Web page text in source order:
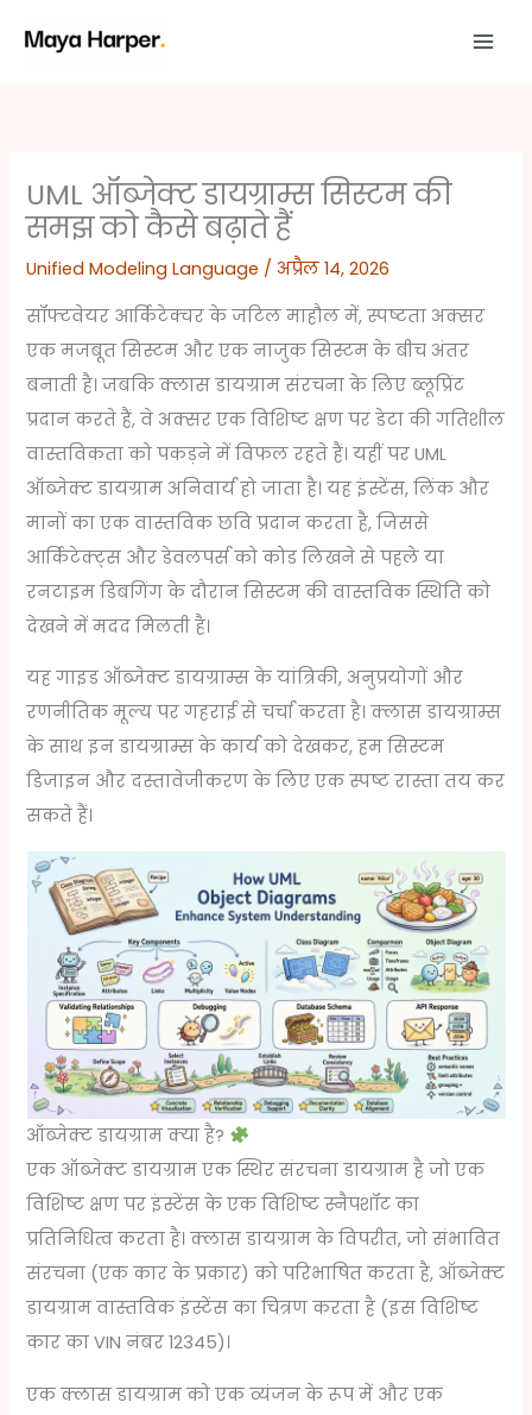
UML ऑब्जेक्ट डायग्राम्स सिस्टम की
समझ को कैसे बढ़ाते हैं
Unified Modeling Language /अप्रैल 14, 2026
सॉफ्टवेयर आर्किटेक्चर के जटिल माहौल में, स्पष्टता अक्सर
एक मजबूत सिस्टम और एक नाजुक सिस्टम के बीच अंतर
बनाती है। जबकि क्लास डायग्राम संरचना के लिए ब्लूप्रिंट
प्रदान करते हैं, वे अक्सर एक विशिष्ट क्षण पर डेटा की गतिशील
वास्तविकता को पकड़ने में विफल रहते हैं। यहीं पर UML
ऑब्जेक्ट डायग्राम अनिवार्य हो जाता है। यह इंस्टेंस, लिंक और
मानों का एक वास्तविक छवि प्रदान करता है, जिससे
आर्किटेक्ट्स और डेवलपर्स को कोड लिखने से पहले या
रनटाइम डिबगिंग के दौरान सिस्टम की वास्तविक स्थिति को
देखने में मदद मिलती है।
यह गाइड ऑब्जेक्ट डायग्राम्स के यांत्रिकी, अनुप्रयोगों और
रणनीतिक मूल्य पर गहराई से चर्चा करता है। क्लास डायग्राम्स
के साथ इन डायग्राम्स के कार्य को देखकर, हम सिस्टम
डिजाइन और दस्तावेजीकरण के लिए एक स्पष्ट रास्ता तय कर
सकते हैं।
ऑब्जेक्ट डायग्राम क्या है?
एक ऑब्जेक्ट डायग्राम एक स्थिर संरचना डायग्राम है जो एक
विशिष्ट क्षण पर इंस्टेंस के एक विशिष्ट स्नैपशॉट का
प्रतिनिधित्व करता है। क्लास डायग्राम के विपरीत, जो संभावित
संरचना (एक कार के प्रकार) को परिभाषित करता है, ऑब्जेक्ट
डायग्राम वास्तविक इंस्टेंस का चित्रण करता है (इस विशिष्ट
कार का VIN नंबर 12345)।
एक क्लास डायग्राम को एक व्यंजन के रूप में और एक